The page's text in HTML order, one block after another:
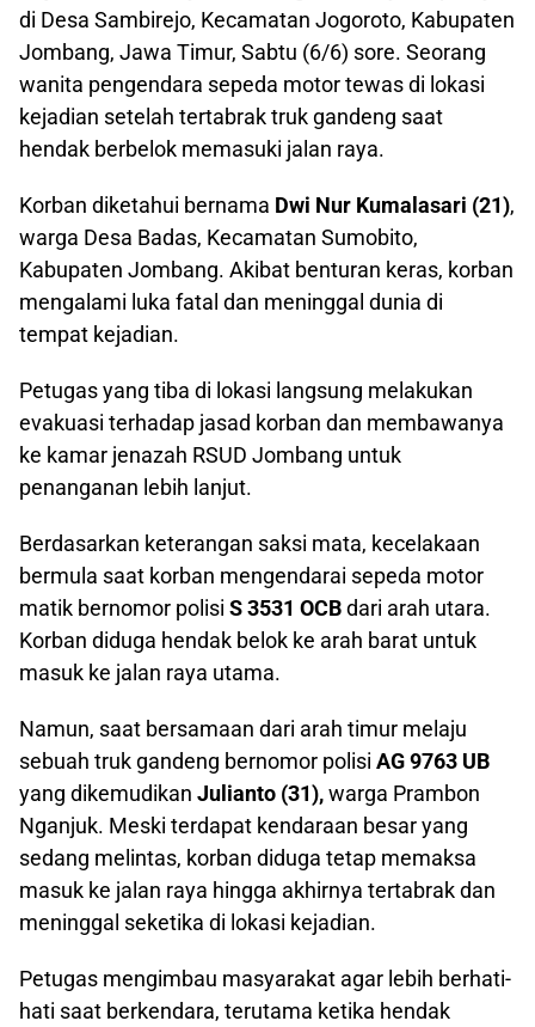
di Desa Sambirejo, Kecamatan Jogoroto, Kabupaten
Jombang, Jawa Timur, Sabtu (6/6) sore. Seorang
wanita pengendara sepeda motor tewas di lokasi
kejadian setelah tertabrak truk gandeng saat
hendak berbelok memasuki jalan raya.
Korban diketahui bernama Dwi Nur Kumalasari (21),
warga Desa Badas, Kecamatan Sumobito,
Kabupaten Jombang. Akibat benturan keras, korban
mengalami luka fatal dan meninggal dunia di
tempat kejadian.
Petugas yang tiba di lokasi langsung melakukan
evakuasi terhadap jasad korban dan membawanya
ke kamar jenazah RSUD Jombang untuk
penanganan lebih lanjut.
Berdasarkan keterangan saksi mata, kecelakaan
bermula saat korban mengendarai sepeda motor
matik bernomor polisi S 3531 OCBdari arah utara.
Korban diduga hendak belok ke arah barat untuk
masuk ke jalan raya utama.
Namun, saat bersamaan dari arah timur melaju
sebuah truk gandeng bernomor polisi AG 9763 UB
yang dikemudikan Julianto (31),warga Prambon
Nganjuk. Meski terdapat kendaraan besar yang
sedang melintas, korban diduga tetap memaksa
masuk ke jalan raya hingga akhirnya tertabrak dan
meninggal seketika di lokasi kejadian.
Petugas mengimbau masyarakat agar lebih berhati-
hati saat berkendara, terutama ketika hendak